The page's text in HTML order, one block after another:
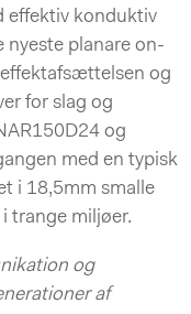
effektiv konduktiv
nyeste planare on-
og
for slag og
og
med en typisk
i 18,5mm smalle
trange miljøer.
og
af